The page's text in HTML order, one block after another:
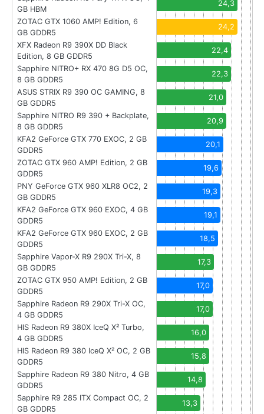
GB HBM
24,3
ZOTAC GTX 1060 AMP! Edition, 6
GB GDDR5
24,2
XFX Radeon R9 390X DD Black
Edition, 8 GB GDDR5
22,4
Sapphire NITRO+ RX 470 8G D5 OC,
8 GB GDDR5
22,3
ASUS STRIX R9 390 OC GAMING, 8
GB GDDR5
21,0
Sapphire NITRO R9 390 + Backplate,
8 GB GDDR5
20,9
KFA2 GeForce GTX 770 EXOC, 2 GB
GDDR5
20,1
ZOTAC GTX 960 AMP! Edition, 2 GB
GDDR5
19,6
PNY GeForce GTX 960 XLR8 OC2, 2
GB GDDR5
19,3
KFA2 GeForce GTX 960 EXOC, 4 GB
GDDR5
19,1
KFA2 GeForce GTX 960 EXOC, 2 GB
GDDR5
18,5
Sapphire Vapor-X R9 290X Tri-X, 8
GB GDDR5
17,3
ZOTAC GTX 950 AMP! Edition, 2 GB
GDDR5
17,0
Sapphire Radeon R9 290X Tri-X OC,
4 GB GDDR5
17,0
HIS Radeon R9 380X IceQ X² Turbo,
4 GB GDDR5
16,0
HIS Radeon R9 380 IceQ X² OC, 2 GB
GDDR5
15,8
Sapphire Radeon R9 380 Nitro, 4 GB
GDDR5
14,8
Sapphire R9 285 ITX Compact OC, 2
GB GDDR5
13,3